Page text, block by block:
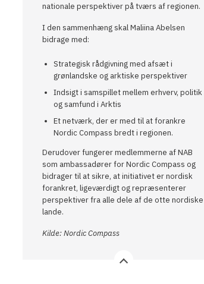
nationale perspektiver på tværs af regionen.
I den sammenhæng skal Maliina Abelsen
bidrage med:
Strategisk rådgivning med afsæt i
grønlandske og arktiske perspektiver
Indsigt i samspillet mellem erhverv, politik
og samfund i Arktis
Et netværk, der er med til at forankre
Nordic Compass bredt i regionen.
Derudover fungerer medlemmerne af NAB
som ambassadører for Nordic Compass og
bidrager til at sikre, at initiativet er nordisk
forankret, ligeværdigt og repræsenterer
perspektiver fra alle dele af de otte nordiske
lande.
Kilde: Nordic Compass